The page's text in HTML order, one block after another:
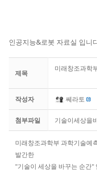
인공지능&로봇 자료실 입니
제목
미래창조과학
작성자 쎄라토
첨부파일 기술이세상을
미래창조과학부 과학기술예
발간한
"기술이 세상을 바꾸는 순간"